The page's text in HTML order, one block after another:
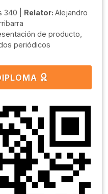
340 | Relator: Alejandro
de producto,
periódicos